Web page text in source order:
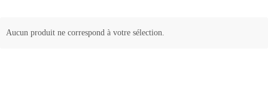
Aucun produit ne correspond à votre sélection.